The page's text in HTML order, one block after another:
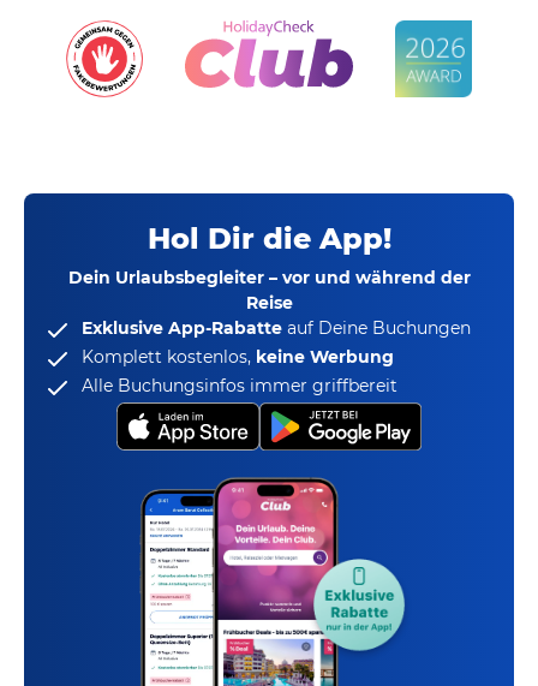
Hol Dir die App!
Dein Urlaubsbegleiter – vor und während der
Reise
Exklusive App-Rabatte auf Deine Buchungen
Komplett kostenlos, keine Werbung
Alle Buchungsinfos immer griffbereit